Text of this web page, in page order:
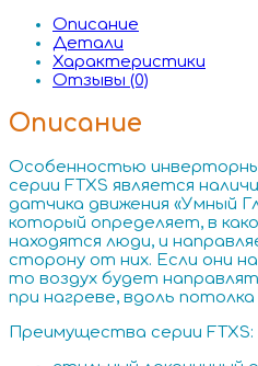
Описание
Детали
Характеристики
Отзывы (0)
Описание
Особенностью
серии FTXS является
датчика движения «Умный
который определяет, в
находятся люди, и
сторону от них. Если они
то воздух будет
при нагреве, вдоль потолка
Преимущества серии FTXS: